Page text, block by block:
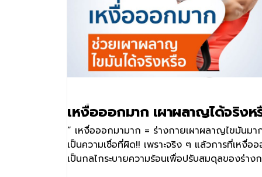
เหงื่อออกมาก เผาผลาญได้จริงห
“ เหงื่อออกมามาก = ร่างกายเผาผลาญไขมันมา
เป็นความเชื่อที่ผิด!! เพราะจริง ๆ แล้วการที่เหงื่อ
เป็นกลไกระบายความร้อนเพื่อปรับสมดุลของร่าง